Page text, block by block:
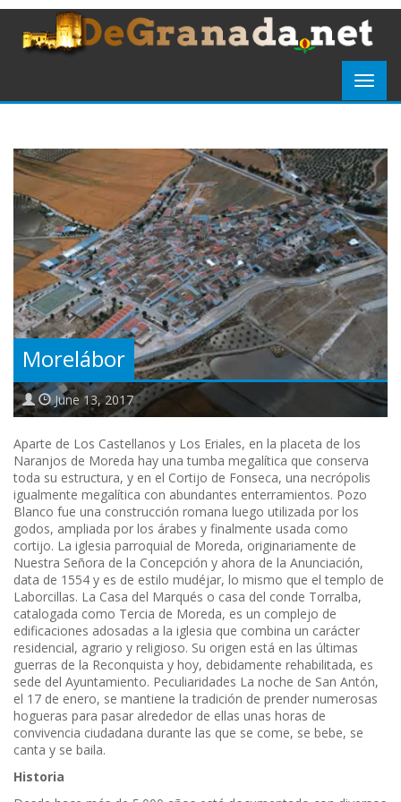
Morelábor
June 13, 2017
Aparte de Los Castellanos y Los Eriales, en la placeta de los
Naranjos de Moreda hay una tumba megalítica que conserva
toda su estructura, y en el Cortijo de Fonseca, una necrópolis
igualmente megalítica con abundantes enterramientos. Pozo
Blanco fue una construcción romana luego utilizada por los
godos, ampliada por los árabes y finalmente usada como
cortijo. La iglesia parroquial de Moreda, originariamente de
Nuestra Señora de la Concepción y ahora de la Anunciación,
data de 1554 y es de estilo mudéjar, lo mismo que el templo de
Laborcillas. La Casa del Marqués o casa del conde Torralba,
catalogada como Tercia de Moreda, es un complejo de
edificaciones adosadas a la iglesia que combina un carácter
residencial, agrario y religioso. Su origen está en las últimas
guerras de la Reconquista y hoy, debidamente rehabilitada, es
sede del Ayuntamiento. Peculiaridades La noche de San Antón,
el 17 de enero, se mantiene la tradición de prender numerosas
hogueras para pasar alrededor de ellas unas horas de
convivencia ciudadana durante las que se come, se bebe, se
canta y se baila.
Historia